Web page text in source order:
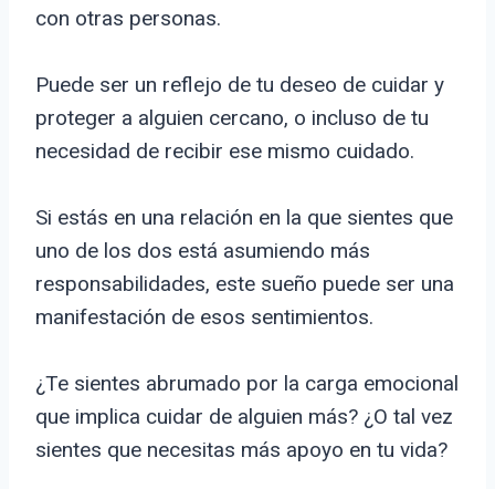
con otras personas.
Puede ser un reflejo de tu deseo de cuidar y
proteger a alguien cercano, o incluso de tu
necesidad de recibir ese mismo cuidado.
Si estás en una relación en la que sientes que
uno de los dos está asumiendo más
responsabilidades, este sueño puede ser una
manifestación de esos sentimientos.
¿Te sientes abrumado por la carga emocional
que implica cuidar de alguien más? ¿O tal vez
sientes que necesitas más apoyo en tu vida?